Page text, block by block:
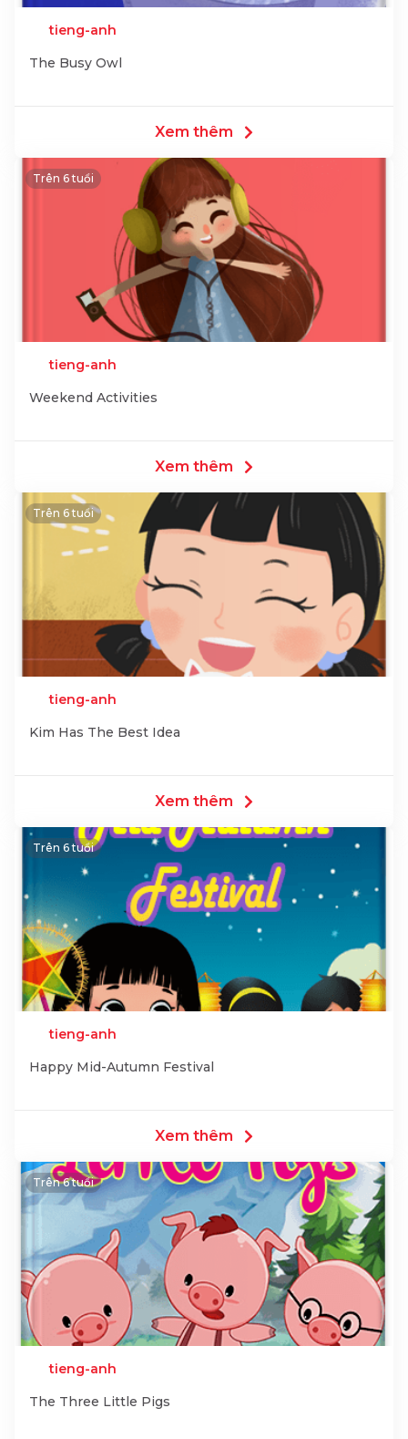
tieng-anh
The Busy Owl
Xem thêm
Trên 6 tuổi
tieng-anh
Weekend Activities
Xem thêm
Trên 6 tuổi
tieng-anh
Kim Has The Best Idea
Xem thêm
Trên 6 tuổi
tieng-anh
Happy Mid-Autumn Festival
Xem thêm
Trên 6 tuổi
tieng-anh
The Three Little Pigs